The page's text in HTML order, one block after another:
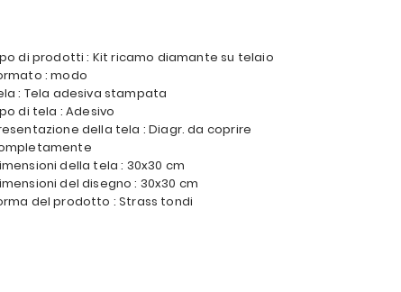
di prodotti : Kit ricamo diamante su telaio
: modo
: Tela adesiva stampata
di tela : Adesivo
della tela : Diagr. da coprire
della tela : 30x30 cm
del disegno : 30x30 cm
del prodotto : Strass tondi